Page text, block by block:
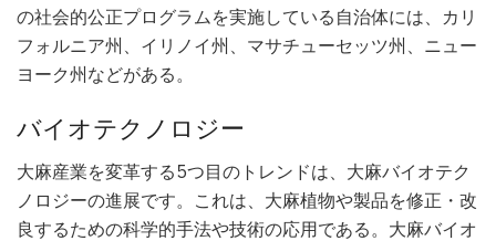
の社会的公正プログラムを実施している自治体には、カリ
フォルニア州、イリノイ州、マサチューセッツ州、ニュー
ヨーク州などがある。
バイオテクノロジー
大麻産業を変革する5つ目のトレンドは、大麻バイオテク
ノロジーの進展です。これは、大麻植物や製品を修正・改
良するための科学的手法や技術の応用である。大麻バイオ